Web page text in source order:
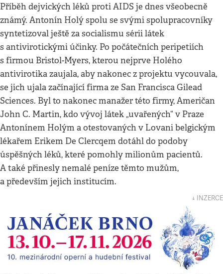
Příběh dejvických léků proti AIDS je dnes všeobecně
známý. Antonín Holý spolu se svými spolupracovníky
syntetizoval ještě za socialismu sérii látek
s antivirotickými účinky. Po počátečních peripetiích
s firmou Bristol-Myers, kterou nejprve Holého
antivirotika zaujala, aby nakonec z projektu vycouvala,
se jich ujala začínající firma ze San Francisca Gilead
Sciences. Byl to nakonec manažer této firmy, Američan
John C. Martin, kdo vývoj látek „uvařených“ v Praze
Antonínem Holým a otestovaných v Lovani belgickým
lékařem Erikem De Clercqem dotáhl do podoby
úspěšných léků, které pomohly milionům pacientů.
A také přinesly nemalé peníze těmto mužům,
a především jejich institucím.
↓ INZERCE